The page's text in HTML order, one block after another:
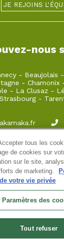
JE REJOINS
nous
- Beaujolais -
- Chamonix
- La Clusaz -
Strasbourg-
22 rue juiverie
Mon compte-
de vente-
sous le numéro :
tous les
de cookies sur
sur le site,
de marketing.
votre vie privée
Paramètres des
Tout refuser